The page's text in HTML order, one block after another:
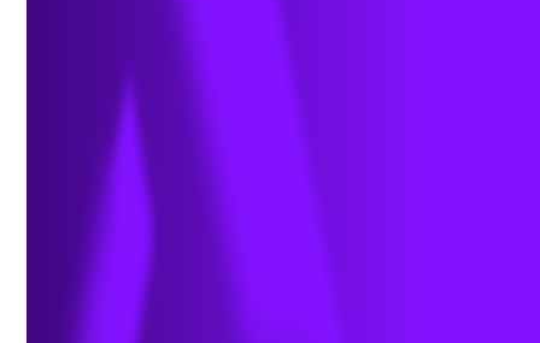
Inspection sur le
terrain